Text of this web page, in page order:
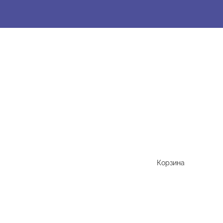
Корзина